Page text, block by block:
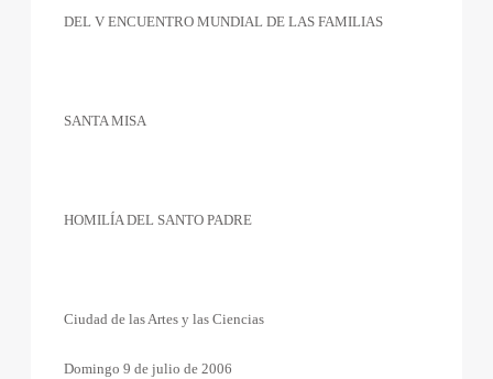
DEL V ENCUENTRO MUNDIAL DE LAS FAMILIAS
SANTA MISA
HOMILÍA DEL SANTO PADRE
Ciudad de las Artes y las Ciencias
Domingo 9 de julio de 2006